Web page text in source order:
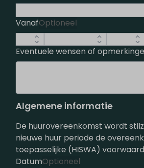
VanafOptioneel
Eventuele wensen of
Algemene informatie
De huurovereenkomst wordt
nieuwe huur periode de
toepasselijke (HISWA)
DatumOptioneel